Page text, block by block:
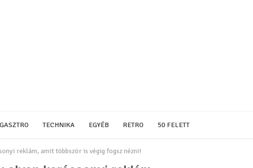
GASZTRO TECHNIKA EGYÉB RETRO 50 FELETT
reklám, amit többször is végig fogsz nézni!